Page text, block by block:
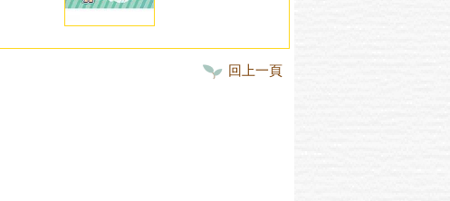
回上一頁